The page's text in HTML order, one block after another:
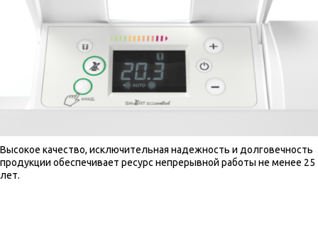
Высокое качество, исключительная надежность и долговечность
продукции обеспечивает ресурс непрерывной работы не менее 25
лет.